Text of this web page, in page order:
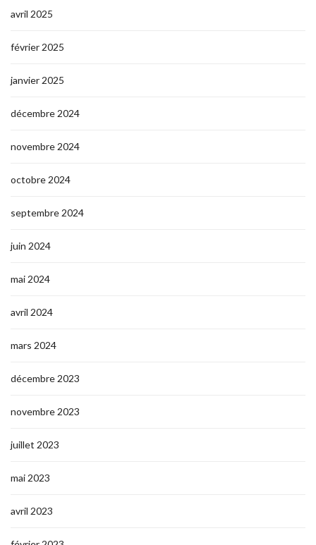
avril 2025
février 2025
janvier 2025
décembre 2024
novembre 2024
octobre 2024
septembre 2024
juin 2024
mai 2024
avril 2024
mars 2024
décembre 2023
novembre 2023
juillet 2023
mai 2023
avril 2023